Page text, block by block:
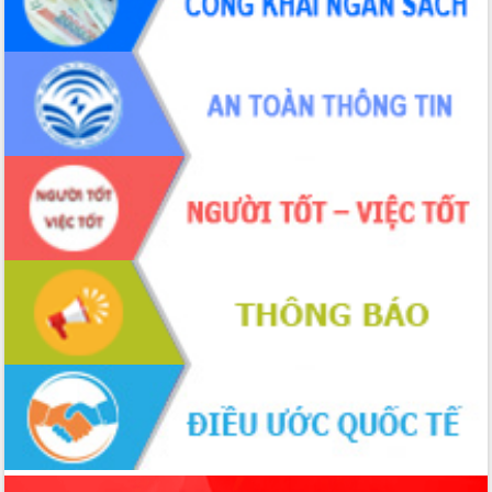
món ăn từ sầu riêng
Đắk Lắk công bố Quy hoạch và xúc
tiến đầu tư tỉnh
Ngành cá ngừ Đắk Lắk chủ động thích
ứng để giữ vững thị trường xuất khẩu
Diễn đàn Kinh tế tư nhân Việt Nam đột
phá cơ chế - Hợp tác công tư
Đề án 06 tạo bước ngoặt đột phá trong
cải cách hành chính tỉnh Đắk Lắk
Kết nối tour, đẩy mạnh chuyển đổi số
để phát triển du lịch Đắk Lắk
Khởi động Dự án Đầu tư xây dựng hạ
tầng kỹ thuật Cụm công nghiệp Tân
Tiến
Gặp mặt các cơ quan báo chí nhân Kỷ
niệm 101 năm Ngày Báo chí Cách
mạng Việt Nam
Đắk Lắk sơ kết 4 năm triển khai thực
hiện Đề án 06 của Chính phủ
Họp báo thông tin về Hội nghị Công bố